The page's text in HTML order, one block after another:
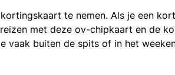
te nemen. Als je een
met deze ov-chipkaart en de
vaak buiten de spits of in het